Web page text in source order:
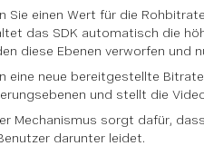
Sie einen Wert für die
das SDK automatisch die
diese Ebenen verworfen und
eine neue bereitgestellte
und stellt die
Mechanismus sorgt dafür,
darunter leidet.